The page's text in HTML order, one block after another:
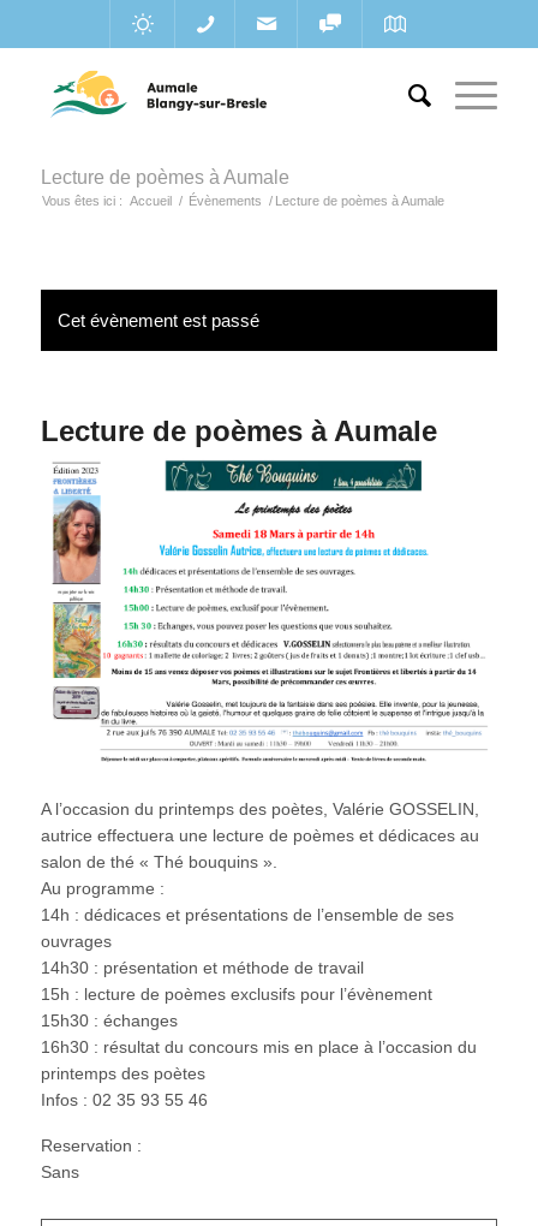
Lecture de poèmes à Aumale
Vous êtes ici : Accueil / Évènements / Lecture de poèmes à Aumale
Cet évènement est passé
Lecture de poèmes à Aumale
A l’occasion du printemps des poètes, Valérie GOSSELIN,
autrice effectuera une lecture de poèmes et dédicaces au
salon de thé « Thé bouquins ».
Au programme :
14h : dédicaces et présentations de l’ensemble de ses
ouvrages
14h30 : présentation et méthode de travail
15h : lecture de poèmes exclusifs pour l’évènement
15h30 : échanges
16h30 : résultat du concours mis en place à l’occasion du
printemps des poètes
Infos : 02 35 93 55 46
Reservation :
Sans